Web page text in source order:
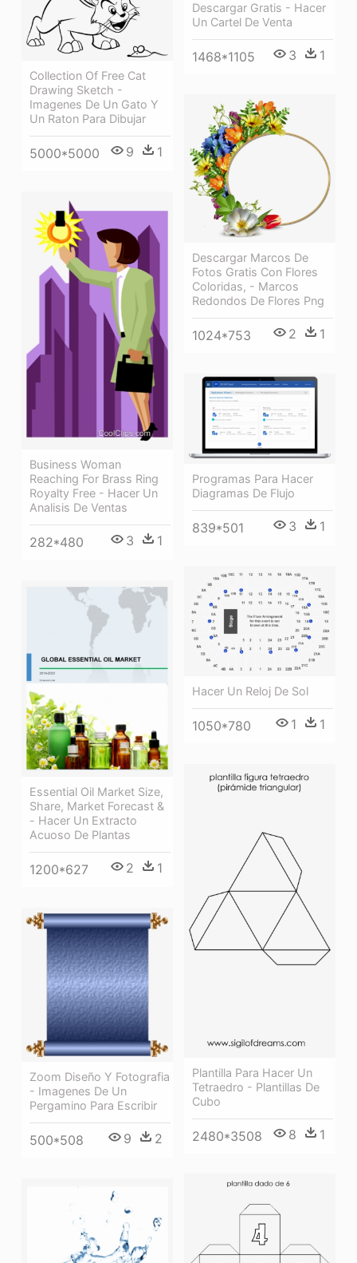
Descargar Gratis - Hacer
Un Cartel De Venta
1468*1105 3 1
Collection Of Free Cat
Drawing Sketch -
Imagenes De Un Gato Y
Un Raton Para Dibujar
5000*5000 9 1
Descargar Marcos De
Fotos Gratis Con Flores
Coloridas, - Marcos
Redondos De Flores Png
1024*753 2 1
Business Woman
Reaching For Brass Ring
Royalty Free - Hacer Un
Analisis De Ventas
282*480 3 1
Programas Para Hacer
Diagramas De Flujo
839*501 3 1
Hacer Un Reloj De Sol
1050*780 1 1
Essential Oil Market Size,
Share, Market Forecast &
- Hacer Un Extracto
Acuoso De Plantas
1200*627 2 1
Plantilla Para Hacer Un
Tetraedro - Plantillas De
Cubo
2480*3508 8 1
Zoom Diseño Y Fotografia
- Imagenes De Un
Pergamino Para Escribir
500*508 9 2